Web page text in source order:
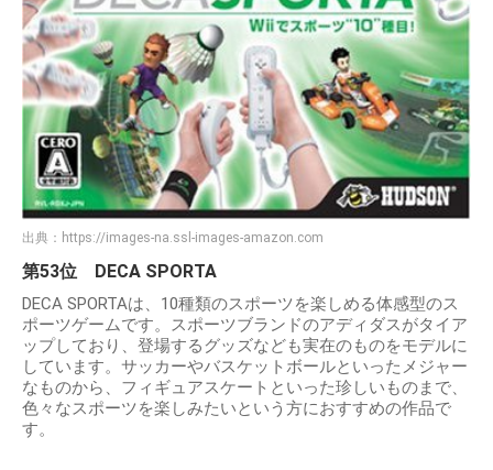
出典： https://images-na.ssl-images-amazon.com
第53位 DECA SPORTA
DECA SPORTAは、10種類のスポーツを楽しめる体感型のス
ポーツゲームです。スポーツブランドのアディダスがタイア
ップしており、登場するグッズなども実在のものをモデルに
しています。サッカーやバスケットボールといったメジャー
なものから、フィギュアスケートといった珍しいものまで、
色々なスポーツを楽しみたいという方におすすめの作品で
す。